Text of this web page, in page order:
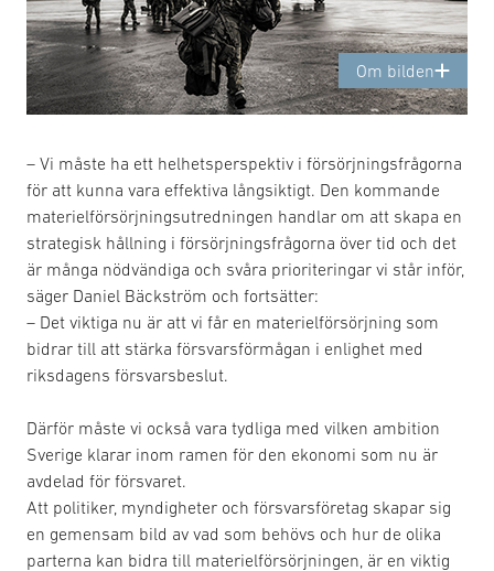
Om bilden
– Vi måste ha ett helhetsperspektiv i försörjningsfrågorna
för att kunna vara effektiva långsiktigt. Den kommande
materielförsörjningsutredningen handlar om att skapa en
strategisk hållning i försörjningsfrågorna över tid och det
är många nödvändiga och svåra prioriteringar vi står inför,
säger Daniel Bäckström och fortsätter:
– Det viktiga nu är att vi får en materielförsörjning som
bidrar till att stärka försvarsförmågan i enlighet med
riksdagens försvarsbeslut.
Därför måste vi också vara tydliga med vilken ambition
Sverige klarar inom ramen för den ekonomi som nu är
avdelad för försvaret.
Att politiker, myndigheter och försvarsföretag skapar sig
en gemensam bild av vad som behövs och hur de olika
parterna kan bidra till materielförsörjningen, är en viktig